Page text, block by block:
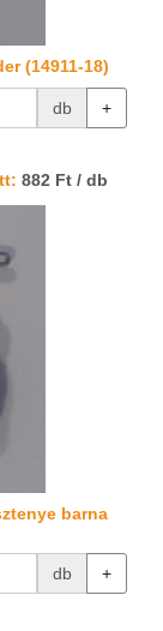
(14911-18)
db +
882 Ft / db
barna
db +